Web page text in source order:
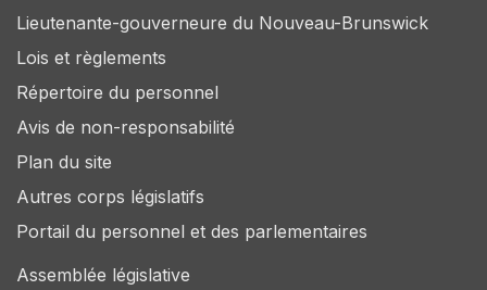
Lieutenante-gouverneure du Nouveau-Brunswick
Lois et règlements
Répertoire du personnel
Avis de non-responsabilité
Plan du site
Autres corps législatifs
Portail du personnel et des parlementaires
Assemblée législative